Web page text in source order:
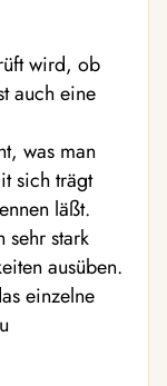
wird, ob
auch eine
was man
sich trägt
läßt.
sehr stark
ausüben.
einzelne